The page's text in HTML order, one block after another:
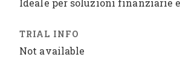
Ideale per soluzioni finanziarie
Not available